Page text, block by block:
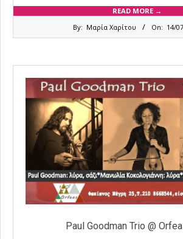
READ MORE →
By: Μαρία Χαρίτου On: 14/
Paul Goodman Trio @